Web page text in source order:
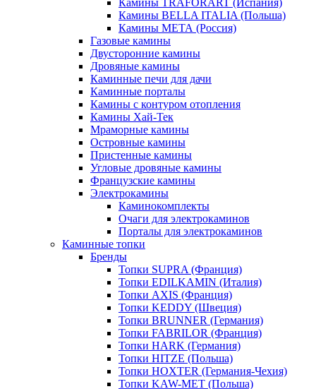
Камины TRAFORART (Испания)
Камины BELLA ITALIA (Польша)
Камины МЕТА (Россия)
Газовые камины
Двусторонние камины
Дровяные камины
Каминные печи для дачи
Каминные порталы
Камины с контуром отопления
Камины Хай-Тек
Мраморные камины
Островные камины
Пристенные камины
Угловые дровяные камины
Французские камины
Электрокамины
Каминокомплекты
Очаги для электрокаминов
Порталы для электрокаминов
Каминные топки
Бренды
Топки SUPRA (Франция)
Топки EDILKAMIN (Италия)
Топки AXIS (Франция)
Топки KEDDY (Швеция)
Топки BRUNNER (Германия)
Топки FABRILOR (Франция)
Топки HARK (Германия)
Топки HITZE (Польша)
Топки HOXTER (Германия-Чехия)
Топки KAW-MET (Польша)